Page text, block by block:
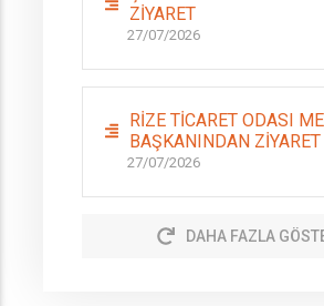
ZİYARET
27/07/2026
RİZE TİCARET ODASI
BAŞKANINDAN ZİYARET
27/07/2026
DAHA FAZLA